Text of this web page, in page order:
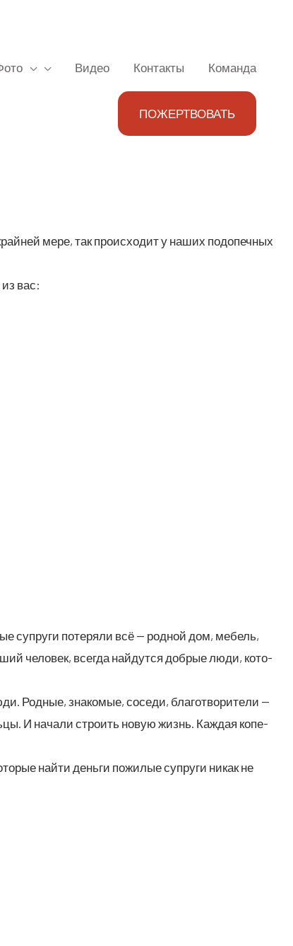
Видео Контакты Команда
ПОЖЕРТВОВАТЬ
мере, так про­ис­хо­дит у наших под­опеч­ных
вас:
супру­ги поте­ря­ли всё — род­ной дом, мебель,
чело­век, все­гда най­дут­ся доб­рые люди, кото­
Род­ные, зна­ко­мые, сосе­ди, бла­го­тво­ри­те­ли —
И нача­ли стро­ить новую жизнь. Каж­дая копе­
най­ти день­ги пожи­лые супру­ги никак не